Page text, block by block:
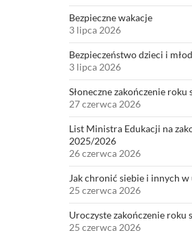
Bezpieczne wakacje
3 lipca 2026
Bezpieczeństwo dzieci i
3 lipca 2026
Słoneczne zakończenie
27 czerwca 2026
List Ministra Edukacji na
2025/2026
26 czerwca 2026
Jak chronić siebie i innych w
25 czerwca 2026
Uroczyste zakończenie roku
25 czerwca 2026